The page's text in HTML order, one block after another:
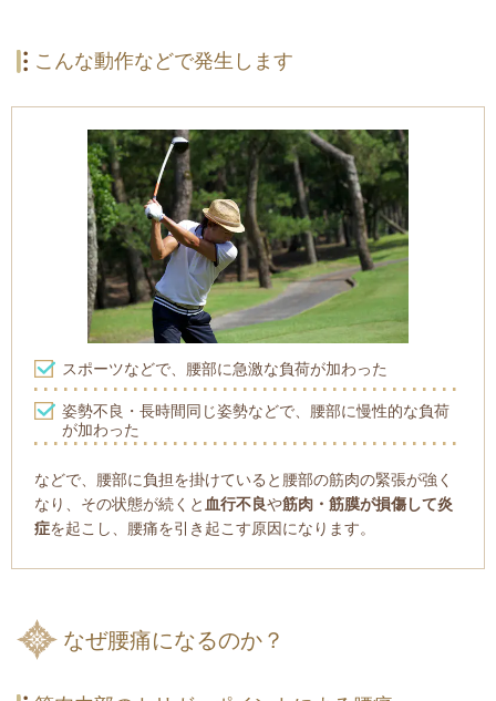
こんな動作などで発生します
スポーツなどで、腰部に急激な負荷が加わった
姿勢不良・長時間同じ姿勢などで、腰部に慢性的な負荷
が加わった
などで、腰部に負担を掛けていると腰部の筋肉の緊張が強く
なり、その状態が続くと 血行不良や筋肉・筋膜が損傷して炎
症を起こし、腰痛を引き起こす原因になります。
なぜ腰痛になるのか？